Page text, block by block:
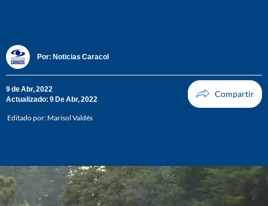
Por: Noticias Caracol
9 de Abr, 2022
Actualizado: 9 De Abr, 2022
Editado por: Marisol Valdés